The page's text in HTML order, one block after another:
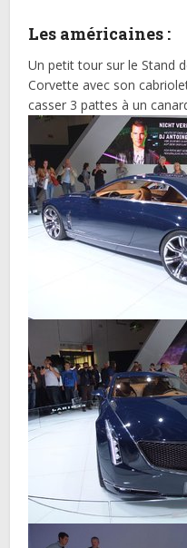
Les américaines :
Un petit tour sur le Stand
Corvette avec son
casser 3 pattes à un